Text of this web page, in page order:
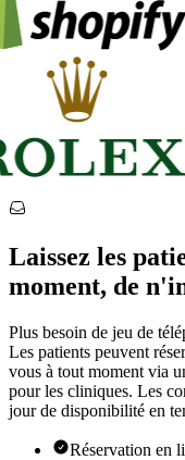
Laissez les
moment, de
Plus besoin de jeu de
Les patients peuvent
vous à tout moment via
pour les cliniques. Les
jour de disponibilité en
Réservation en